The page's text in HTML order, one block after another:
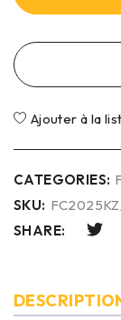
Ajouter à la
CATEGORIES:
SKU:
SHARE: